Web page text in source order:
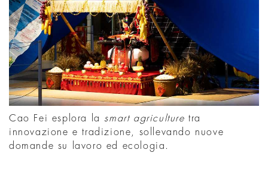
Cao Fei esplora la smart agriculture tra
innovazione e tradizione, sollevando nuove
domande su lavoro ed ecologia.